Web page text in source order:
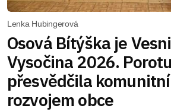
Lenka Hubingerová
Osová Bítýška je
Vysočina 2026. Porotu
přesvědčila
rozvojem obce